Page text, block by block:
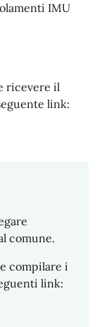
IMU
ricevere il
link:
comune.
compilare i
link: